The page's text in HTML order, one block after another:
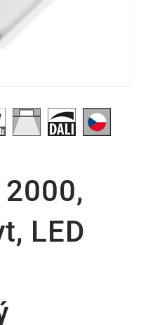
2000,
LED